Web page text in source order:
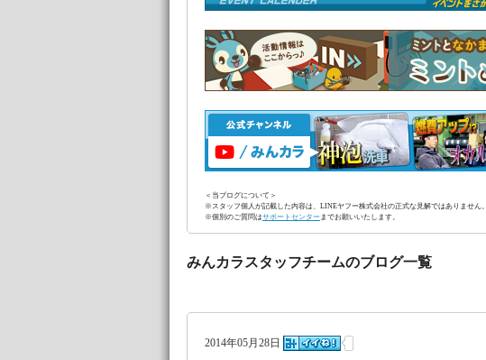
＜当ブログについて＞
※スタッフ個人が記載した内容は、LINEヤフー株式会社の正式な見解ではありません。
※個別のご質問はサポートセンターまでお願いいたします。
みんカラスタッフチームのブログ一覧
2014年05月28日